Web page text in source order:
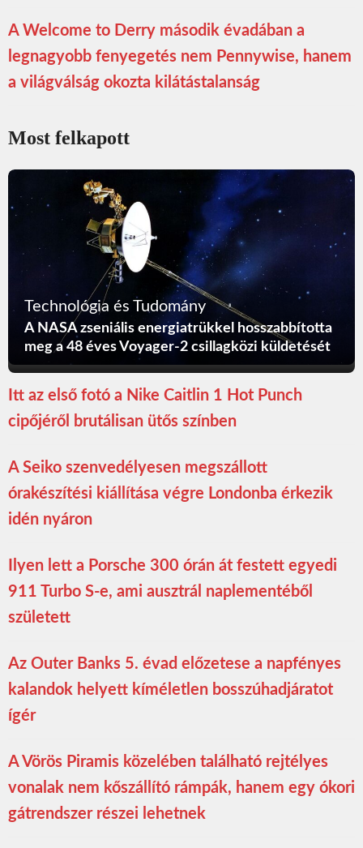
A Welcome to Derry második évadában a
legnagyobb fenyegetés nem Pennywise, hanem
a világválság okozta kilátástalanság
Most felkapott
Technológia és Tudomány
A NASA zseniális energiatrükkel hosszabbította
meg a 48 éves Voyager-2 csillagközi küldetését
Itt az első fotó a Nike Caitlin 1 Hot Punch
cipőjéről brutálisan ütős színben
A Seiko szenvedélyesen megszállott
órakészítési kiállítása végre Londonba érkezik
idén nyáron
Ilyen lett a Porsche 300 órán át festett egyedi
911 Turbo S-e, ami ausztrál naplementéből
született
Az Outer Banks 5. évad előzetese a napfényes
kalandok helyett kíméletlen bosszúhadjáratot
ígér
A Vörös Piramis közelében található rejtélyes
vonalak nem kőszállító rámpák, hanem egy ókori
gátrendszer részei lehetnek